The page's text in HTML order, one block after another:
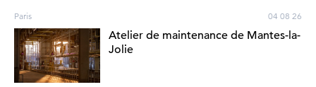
Paris 04 08 26
Atelier de maintenance de Mantes-la-
Jolie